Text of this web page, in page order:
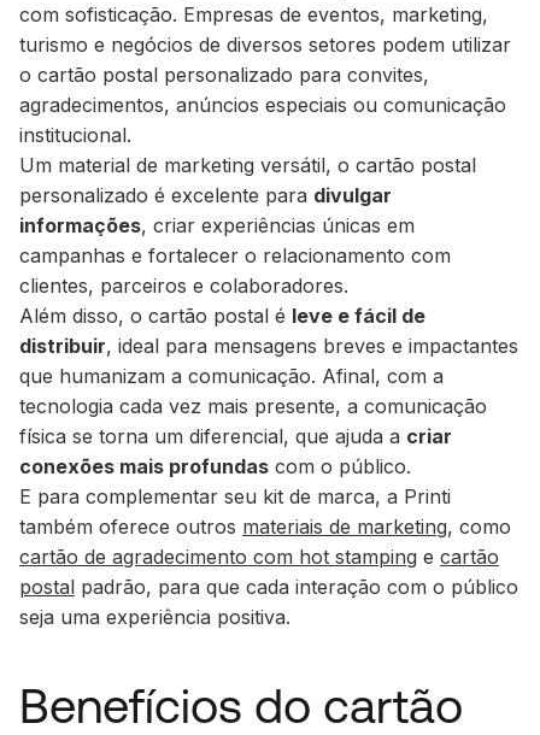
com sofisticação. Empresas de eventos, marketing,
turismo e negócios de diversos setores podem utilizar
o cartão postal personalizado para convites,
agradecimentos, anúncios especiais ou comunicação
institucional.
Um material de marketing versátil, o cartão postal
personalizado é excelente para divulgar
informações, criar experiências únicas em
campanhas e fortalecer o relacionamento com
clientes, parceiros e colaboradores.
Além disso, o cartão postal é leve e fácil de
distribuir, ideal para mensagens breves e impactantes
que humanizam a comunicação. Afinal, com a
tecnologia cada vez mais presente, a comunicação
física se torna um diferencial, que ajuda a criar
conexões mais profundas com o público.
E para complementar seu kit de marca, a Printi
também oferece outros materiais de marketing, como
cartão de agradecimento com hot stamping e cartão
postal padrão, para que cada interação com o público
seja uma experiência positiva.
Benefícios do cartão